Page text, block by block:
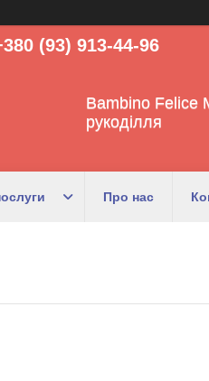
(93) 913-44-96
Bambino Felice
рукоділля
Про нас